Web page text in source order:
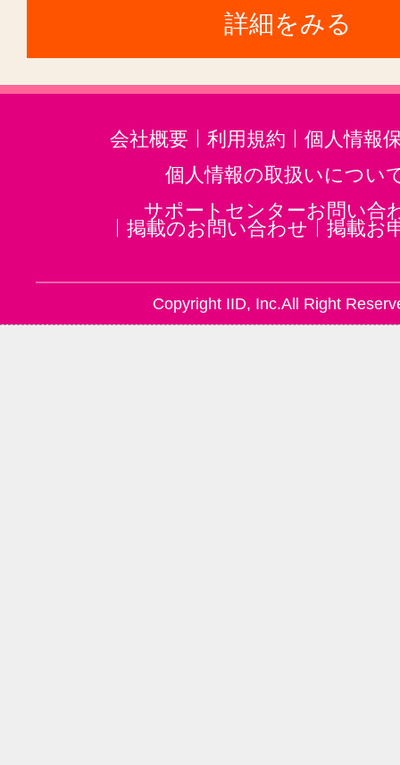
詳細をみる
会社概要 利用規約
個人情報
個人情報の取扱いについ
サポートセンターお問い合
掲載のお問い合わせ
掲載お
Copyright IID, Inc.All Right